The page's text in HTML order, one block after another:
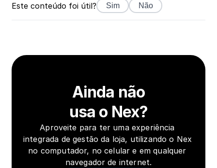
Este conteúdo foi útil? Sim Não
Ainda não
usa o Nex?
Aproveite para ter uma experiência
integrada de gestão da loja, utilizando o Nex
no computador, no celular e em qualquer
navegador de internet.